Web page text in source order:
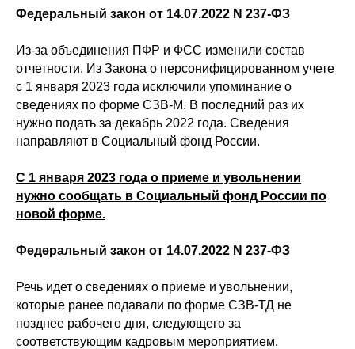
Федеральный закон от 14.07.2022 N 237-ФЗ
Из-за объединения ПФР и ФСС изменили состав
отчетности. Из Закона о персонифицированном учете
с 1 января 2023 года исключили упоминание о
сведениях по форме СЗВ-М. В последний раз их
нужно подать за декабрь 2022 года. Сведения
направляют в Социальный фонд России.
С 1 января 2023 года о приеме и увольнении
нужно сообщать в Социальный фонд России по
новой форме.
Федеральный закон от 14.07.2022 N 237-ФЗ
Речь идет о сведениях о приеме и увольнении,
которые ранее подавали по форме СЗВ-ТД не
позднее рабочего дня, следующего за
соответствующим кадровым мероприятием.